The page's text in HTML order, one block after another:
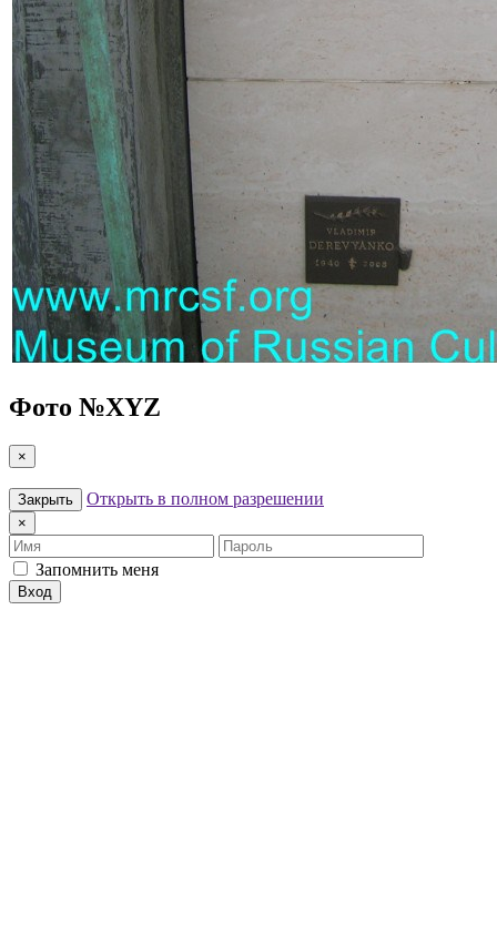
Фото №XYZ
×
Закрыть Открыть в полном разрешении
×
Имя
Пароль
Запомнить меня
Вход